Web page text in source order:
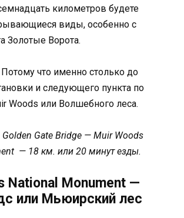
километров будете
виды, особенно с
Золотые Ворота.
что именно столько до
и следующего пункта по
Woods или Волшебного леса.
Golden Gate Bridge — Muir Woods
— 18 км. или 20 минут езды.
National Monument —
или Мьюирский лес